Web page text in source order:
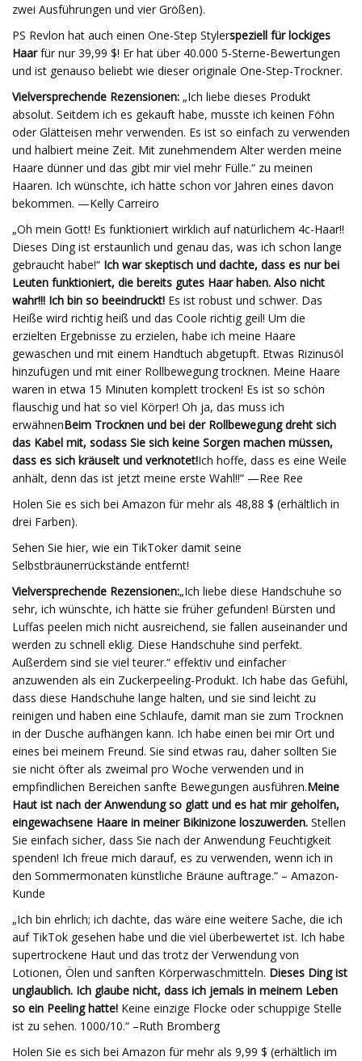
zwei Ausführungen und vier Größen).
PS Revlon hat auch einen One-Step Stylerspeziell für lockiges
Haarfür nur 39,99 $! Er hat über 40.000 5-Sterne-Bewertungen
und ist genauso beliebt wie dieser originale One-Step-Trockner.
Vielversprechende Rezensionen: „Ich liebe dieses Produkt
absolut. Seitdem ich es gekauft habe, musste ich keinen Föhn
oder Glätteisen mehr verwenden. Es ist so einfach zu verwenden
und halbiert meine Zeit. Mit zunehmendem Alter werden meine
Haare dünner und das gibt mir viel mehr Fülle.“ zu meinen
Haaren. Ich wünschte, ich hätte schon vor Jahren eines davon
bekommen. —Kelly Carreiro
„Oh mein Gott! Es funktioniert wirklich auf natürlichem 4c-Haar!!
Dieses Ding ist erstaunlich und genau das, was ich schon lange
gebraucht habe!“ Ich war skeptisch und dachte, dass es nur bei
Leuten funktioniert, die bereits gutes Haar haben. Also nicht
wahr!!! Ich bin so beeindruckt! Es ist robust und schwer. Das
Heiße wird richtig heiß und das Coole richtig geil! Um die
erzielten Ergebnisse zu erzielen, habe ich meine Haare
gewaschen und mit einem Handtuch abgetupft. Etwas Rizinusöl
hinzufügen und mit einer Rollbewegung trocknen. Meine Haare
waren in etwa 15 Minuten komplett trocken! Es ist so schön
flauschig und hat so viel Körper! Oh ja, das muss ich
erwähnenBeim Trocknen und bei der Rollbewegung dreht sich
das Kabel mit, sodass Sie sich keine Sorgen machen müssen,
dass es sich kräuselt und verknotet!Ich hoffe, dass es eine Weile
anhält, denn das ist jetzt meine erste Wahl!!“ —Ree Ree
Holen Sie es sich bei Amazon für mehr als 48,88 $ (erhältlich in
drei Farben).
Sehen Sie hier, wie ein TikToker damit seine
Selbstbräunerrückstände entfernt!
Vielversprechende Rezensionen:„Ich liebe diese Handschuhe so
sehr, ich wünschte, ich hätte sie früher gefunden! Bürsten und
Luffas peelen mich nicht ausreichend, sie fallen auseinander und
werden zu schnell eklig. Diese Handschuhe sind perfekt.
Außerdem sind sie viel teurer.“ effektiv und einfacher
anzuwenden als ein Zuckerpeeling-Produkt. Ich habe das Gefühl,
dass diese Handschuhe lange halten, und sie sind leicht zu
reinigen und haben eine Schlaufe, damit man sie zum Trocknen
in der Dusche aufhängen kann. Ich habe einen bei mir Ort und
eines bei meinem Freund. Sie sind etwas rau, daher sollten Sie
sie nicht öfter als zweimal pro Woche verwenden und in
empfindlichen Bereichen sanfte Bewegungen ausführen.Meine
Haut ist nach der Anwendung so glatt und es hat mir geholfen,
eingewachsene Haare in meiner Bikinizone loszuwerden. Stellen
Sie einfach sicher, dass Sie nach der Anwendung Feuchtigkeit
spenden! Ich freue mich darauf, es zu verwenden, wenn ich in
den Sommermonaten künstliche Bräune auftrage.“ – Amazon-
Kunde
„Ich bin ehrlich; ich dachte, das wäre eine weitere Sache, die ich
auf TikTok gesehen habe und die viel überbewertet ist. Ich habe
supertrockene Haut und das trotz der Verwendung von
Lotionen, Ölen und sanften Körperwaschmitteln. Dieses Ding ist
unglaublich. Ich glaube nicht, dass ich jemals in meinem Leben
so ein Peeling hatte! Keine einzige Flocke oder schuppige Stelle
ist zu sehen. 1000/10.“ –Ruth Bromberg
Holen Sie es sich bei Amazon für mehr als 9,99 $ (erhältlich im